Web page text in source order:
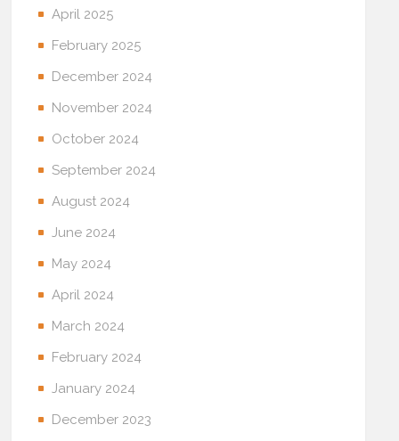
April 2025
February 2025
December 2024
November 2024
October 2024
September 2024
August 2024
June 2024
May 2024
April 2024
March 2024
February 2024
January 2024
December 2023